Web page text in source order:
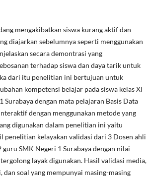
mengakibatkan siswa kurang aktif dan
diajarkan sebelumnya seperti menggunakan
secara demontrasi yang
terhadap siswa dan daya tarik untuk
dari itu penelitian ini bertujuan untuk
kompetensi belajar pada siswa kelas XI
Surabaya dengan mata pelajaran Basis Data
dengan menggunakan metode yang
digunakan dalam penelitian ini yaitu
penelitian kelayakan validasi dari 3 Dosen ahli
SMK Negeri 1 Surabaya dengan nilai
layak digunakan. Hasil validasi media,
dan soal yang mempunyai masing-masing